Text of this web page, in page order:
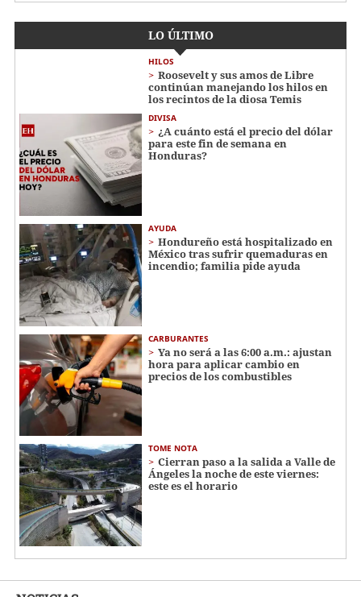
LO ÚLTIMO
HILOS
Roosevelt y sus amos de Libre
continúan manejando los hilos en
los recintos de la diosa Temis
DIVISA
¿A cuánto está el precio del dólar
para este fin de semana en
Honduras?
AYUDA
Hondureño está hospitalizado en
México tras sufrir quemaduras en
incendio; familia pide ayuda
CARBURANTES
Ya no será a las 6:00 a.m.: ajustan
hora para aplicar cambio en
precios de los combustibles
TOME NOTA
Cierran paso a la salida a Valle de
Ángeles la noche de este viernes:
este es el horario